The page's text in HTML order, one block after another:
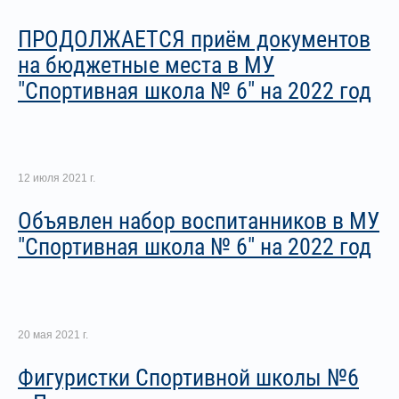
ПРОДОЛЖАЕТСЯ приём документов
на бюджетные места в МУ
"Спортивная школа № 6" на 2022 год
12 июля 2021 г.
Объявлен набор воспитанников в МУ
"Спортивная школа № 6" на 2022 год
20 мая 2021 г.
Фигуристки Спортивной школы №6